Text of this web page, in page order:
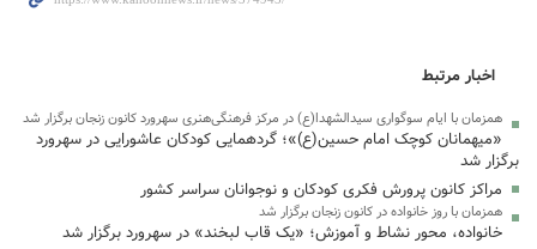
اخبار مرتبط
همزمان با ایام سوگواری سیدالشهدا(ع) در مرکز فرهنگی‌هنری سهرورد کانون زنجان برگزار شد
«میهمانان کوچک امام حسین(ع)»؛ گردهمایی کودکان عاشورایی در سهرورد
برگزار شد
مراکز کانون پرورش فکری کودکان و نوجوانان سراسر کشور
همزمان با روز خانواده در کانون زنجان برگزار شد
خانواده، محور نشاط و آموزش؛ «یک قاب لبخند» در سهرورد برگزار شد